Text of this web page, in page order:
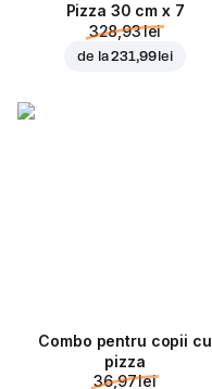
Pizza 30 cm x 7
328,93 lei
de la231,99 lei
Combo pentru copii cu
pizza
36,97 lei